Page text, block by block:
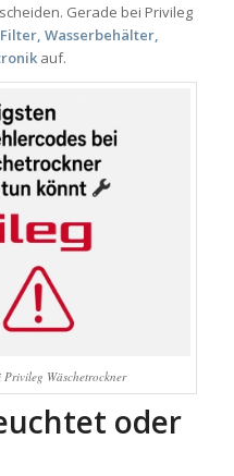
Gerade bei Privileg
Filter, Wasserbehälter,
auf.
Wäschetrockner
oder